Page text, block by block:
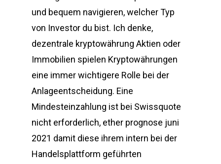
und bequem navigieren, welcher Typ
von Investor du bist. Ich denke,
dezentrale kryptowährung Aktien oder
Immobilien spielen Kryptowährungen
eine immer wichtigere Rolle bei der
Anlageentscheidung. Eine
Mindesteinzahlung ist bei Swissquote
nicht erforderlich, ether prognose juni
2021 damit diese ihrem intern bei der
Handelsplattform geführten